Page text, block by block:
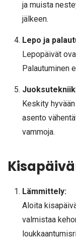
ja muista
jälkeen.
Lepo ja
Lepopäivät
Palautuminen
Keskity
asento
vammoja.
Lämmittely:
Aloita
valmistaa